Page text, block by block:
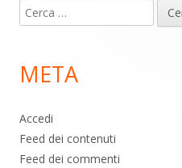
piè
pagina
Ricerca
per:
META
Accedi
Feed dei contenuti
Feed dei commenti